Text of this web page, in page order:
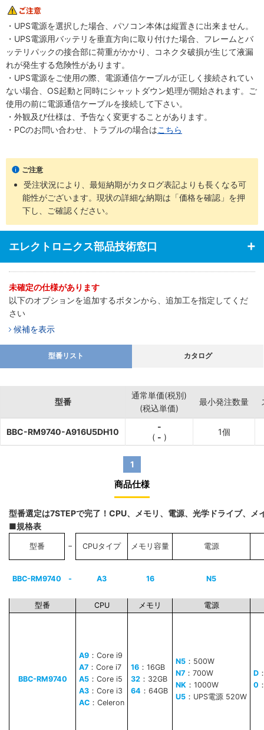
・UPS電源を選択した場合、パソコン本体は縦置きに出来ません。
・UPS電源用バッテリを垂直方向に取り付けた場合、フレームとバ
ッテリパックの接合部に荷重がかかり、コネクタ破損が生じて液漏
れが発生する危険性があります。
・UPS電源をご使用の際、電源通信ケーブルが正しく接続されてい
ない場合、OS起動と同時にシャットダウン処理が開始されます。ご
使用の前に電源通信ケーブルを接続して下さい。
・外観及び仕様は、予告なく変更することがあります。
・PCのお問い合わせ、トラブルの場合はこちら
ご注意
受注状況により、最短納期がカタログ表記よりも長くなる可
能性がございます。現状の詳細な納期は「価格を確認」を押
下し、ご確認ください。
エレクトロニクス部品技術窓口
未確定の仕様があります
以下のオプションを追加するボタンから、追加工を指定してくだ
さい
候補を表示
型番リスト カタログ
型番
通常単価(税別)
(税込単価)
最小発注数量
BBC-RM9740-A916U5DH10
-
( - )
1個
1
商品仕様
型番選定は7STEPで完了！CPU、メモリ、電源、光学ドライブ、
■規格表
型番 − CPUタイプ メモリ容量 電源
BBC-RM9740 - A3 16 N5
型番 CPU メモリ 電源
BBC-RM9740
A9 ：Core i9
A7 ：Core i7
A5 ：Core i5
A3 ：Core i3
AC ：Celeron
16 ：16GB
32 ：32GB
64 ：64GB
N5 ：500W
N7 ：700W
NK ：1000W
U5 ：UPS電源 520W
D
0